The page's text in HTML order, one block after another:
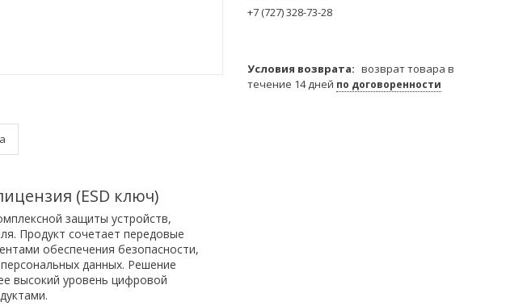
(ESD ключ)
защиты устройств,
Продукт сочетает передовые
обеспечения безопасности,
данных. Решение
высокий уровень цифровой
+7 (727) 328-73-28
возврат товара в
течение 14 дней по договоренности